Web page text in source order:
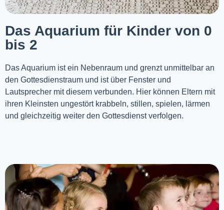
Das Aquarium für Kinder von 0
bis 2
Das Aquarium ist ein Nebenraum und grenzt unmittelbar an
den Gottesdienstraum und ist über Fenster und
Lautsprecher mit diesem verbunden. Hier können Eltern mit
ihren Kleinsten ungestört krabbeln, stillen, spielen, lärmen
und gleichzeitig weiter den Gottesdienst verfolgen.